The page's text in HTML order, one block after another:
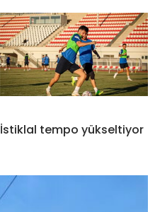
İstiklal tempo yükseltiyor